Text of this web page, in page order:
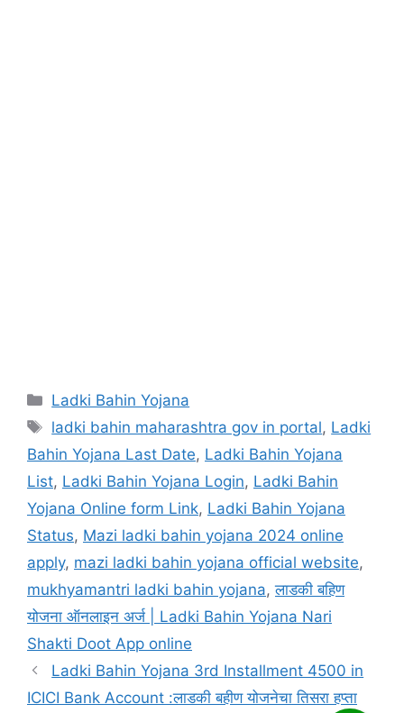
Categories
Ladki Bahin Yojana
Tags
ladki bahin maharashtra gov in portal, Ladki
Bahin Yojana Last Date, Ladki Bahin Yojana
List, Ladki Bahin Yojana Login, Ladki Bahin
Yojana Online form Link, Ladki Bahin Yojana
Status, Mazi ladki bahin yojana 2024 online
apply, mazi ladki bahin yojana official website,
mukhyamantri ladki bahin yojana,लाडकी बहिण
योजना ऑनलाइन अर्ज | Ladki Bahin Yojana Nari
Shakti Doot App online
Ladki Bahin Yojana 3rd Installment 4500 in
ICICI Bank Account :लाडकी बहीण योजनेचा तिसरा हप्ता